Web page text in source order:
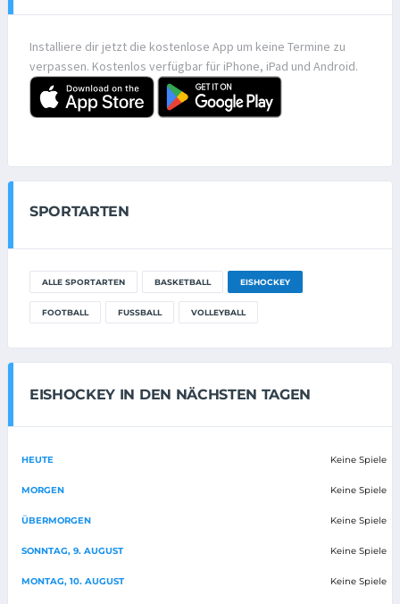
Installiere dir jetzt die kostenlose App um keine Termine zu
verpassen. Kostenlos verfügbar für iPhone, iPad und Android.
SPORTARTEN
ALLE SPORTARTEN BASKETBALL EISHOCKEY
FOOTBALL FUSSBALL VOLLEYBALL
EISHOCKEY IN DEN NÄCHSTEN TAGEN
HEUTE Keine Spiele
MORGEN Keine Spiele
ÜBERMORGEN Keine Spiele
SONNTAG, 9. AUGUST Keine Spiele
MONTAG, 10. AUGUST Keine Spiele